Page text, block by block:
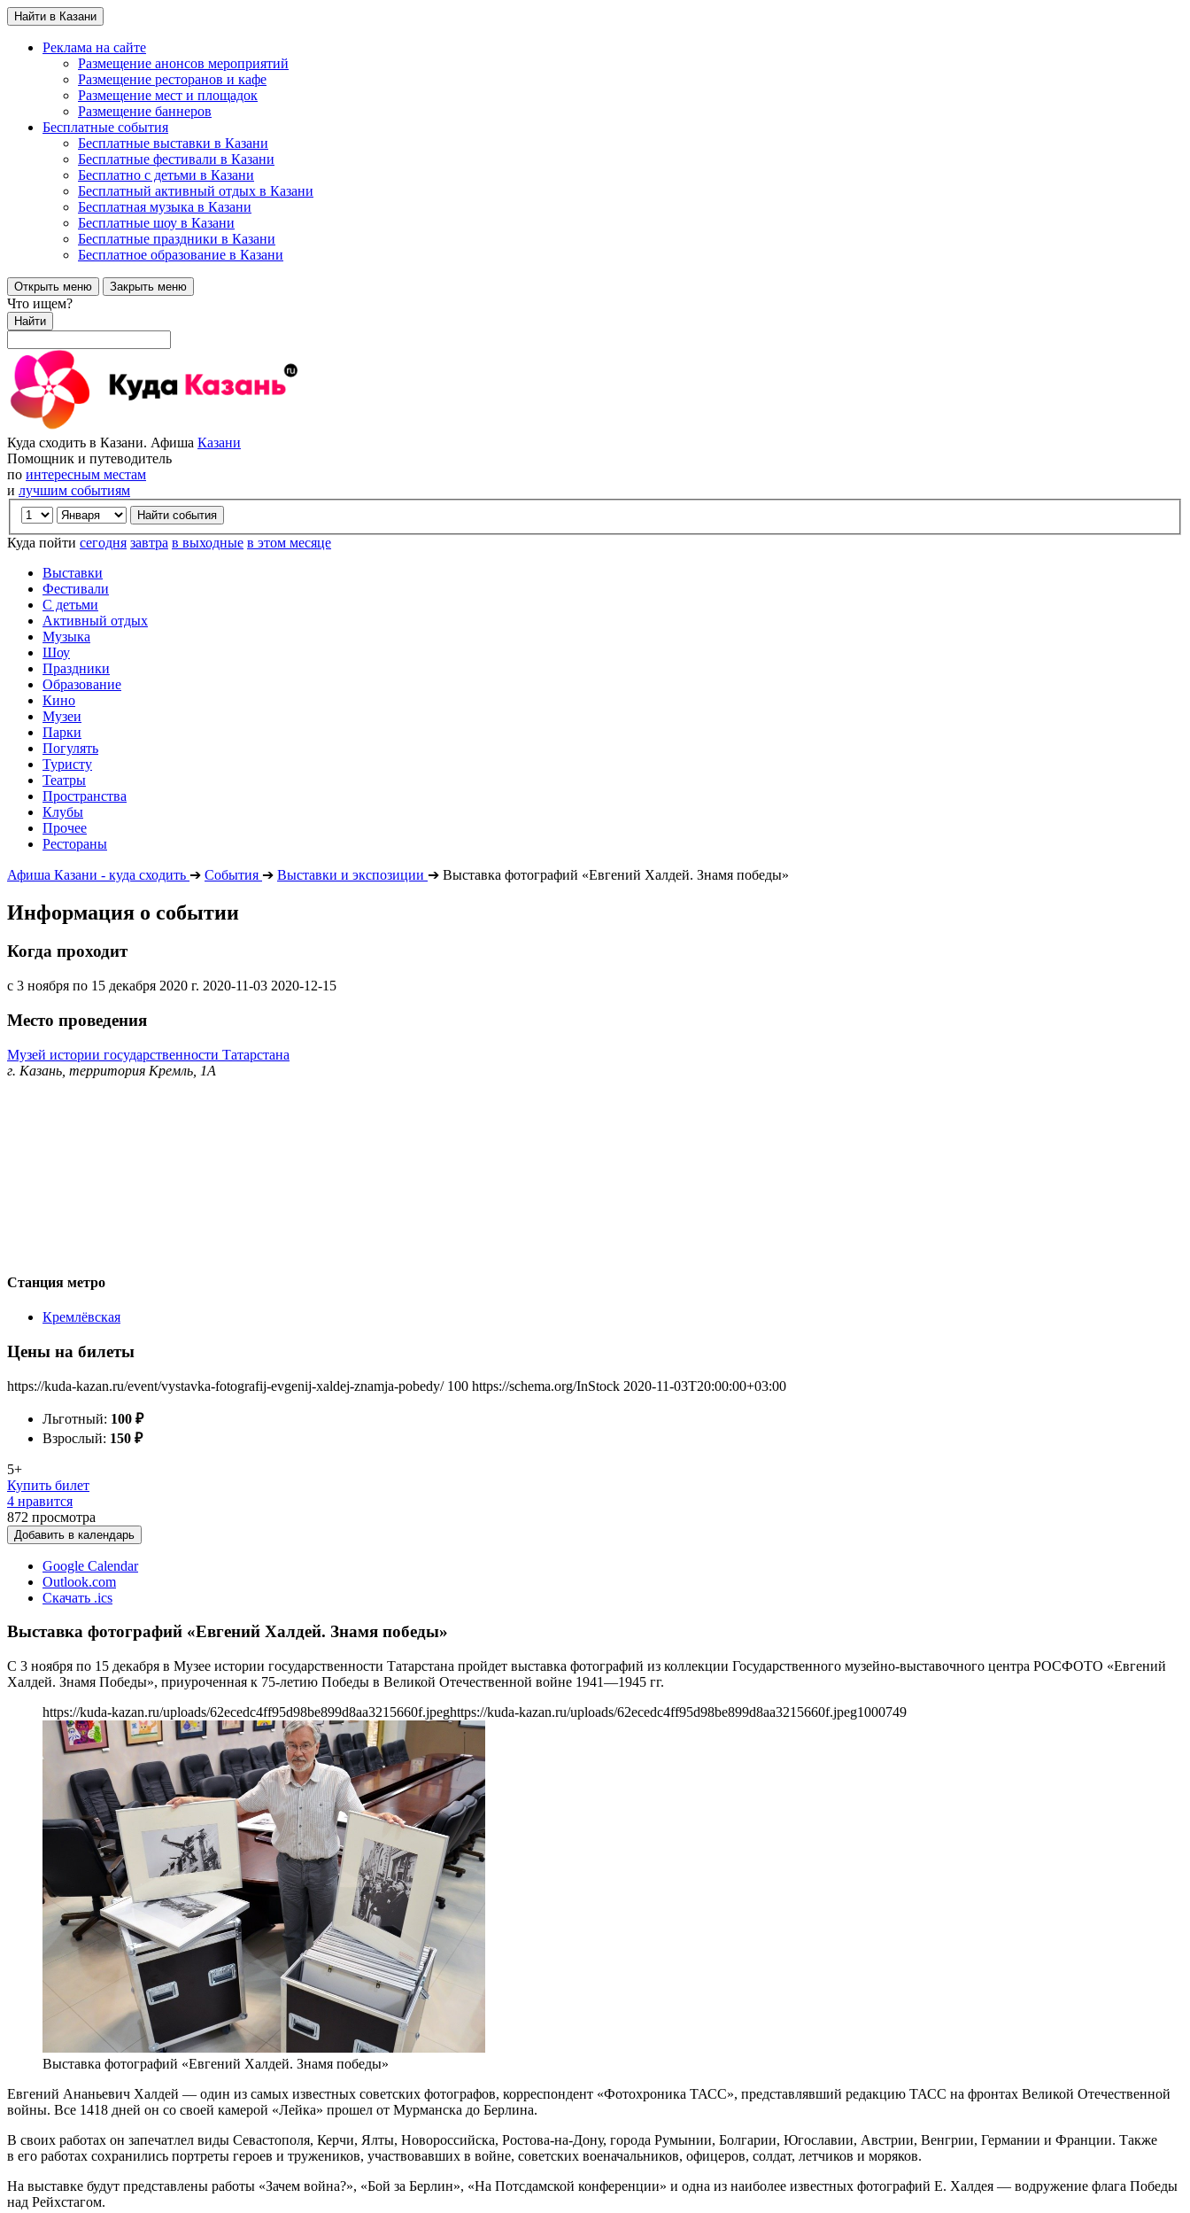
Найти в Казани
Реклама на сайте
Размещение анонсов мероприятий
Размещение ресторанов и кафе
Размещение мест и площадок
Размещение баннеров
Бесплатные события
Бесплатные выставки в Казани
Бесплатные фестивали в Казани
Бесплатно с детьми в Казани
Бесплатный активный отдых в Казани
Бесплатная музыка в Казани
Бесплатные шоу в Казани
Бесплатные праздники в Казани
Бесплатное образование в Казани
Открыть меню Закрыть меню
Что ищем?
Найти
Куда сходить в Казани. Афиша Казани
Помощник и путеводитель
по интересным местам
и лучшим событиям
Куда пойти сегодня завтра в выходные в этом месяце
Выставки
Фестивали
С детьми
Активный отдых
Музыка
Шоу
Праздники
Образование
Кино
Музеи
Парки
Погулять
Туристу
Театры
Пространства
Клубы
Прочее
Рестораны
Афиша Казани - куда сходить ➔ События ➔ Выставки и экспозиции ➔ Выставка фотографий «Евгений Халдей. Знамя победы»
Информация о событии
Когда проходит
с 3 ноября по 15 декабря 2020 г. 2020-11-03 2020-12-15
Место проведения
Музей истории государственности Татарстана
г. Казань, территория Кремль, 1А
Станция метро
Кремлёвская
Цены на билеты
https://kuda-kazan.ru/event/vystavka-fotografij-evgenij-xaldej-znamja-pobedy/ 100 https://schema.org/InStock 2020-11-03T20:00:00+03:00
Льготный: 100 ₽
Взрослый: 150 ₽
5+
Купить билет
4 нравится
872 просмотра
Добавить в календарь
Google Calendar
Outlook.com
Скачать .ics
Выставка фотографий «Евгений Халдей. Знамя победы»
С 3 ноября по 15 декабря в Музее истории государственности Татарстана пройдет выставка фотографий из коллекции Государственного музейно-выставочного центра РОСФОТО «Евгений
Халдей. Знамя Победы», приуроченная к 75-летию Победы в Великой Отечественной войне 1941—1945 гг.
https://kuda-kazan.ru/uploads/62ecedc4ff95d98be899d8aa3215660f.jpeghttps://kuda-kazan.ru/uploads/62ecedc4ff95d98be899d8aa3215660f.jpeg1000749
Выставка фотографий «Евгений Халдей. Знамя победы»
Евгений Ананьевич Халдей — один из самых известных советских фотографов, корреспондент «Фотохроника ТАСС», представлявший редакцию ТАСС на фронтах Великой Отечественной
войны. Все 1418 дней он со своей камерой «Лейка» прошел от Мурманска до Берлина.
В своих работах он запечатлел виды Севастополя, Керчи, Ялты, Новороссийска, Ростова-на-Дону, города Румынии, Болгарии, Югославии, Австрии, Венгрии, Германии и Франции. Также
в его работах сохранились портреты героев и тружеников, участвовавших в войне, советских военачальников, офицеров, солдат, летчиков и моряков.
На выставке будут представлены работы «Зачем война?», «Бой за Берлин», «На Потсдамской конференции» и одна из наиболее известных фотографий Е. Халдея — водружение флага Победы
над Рейхстагом.